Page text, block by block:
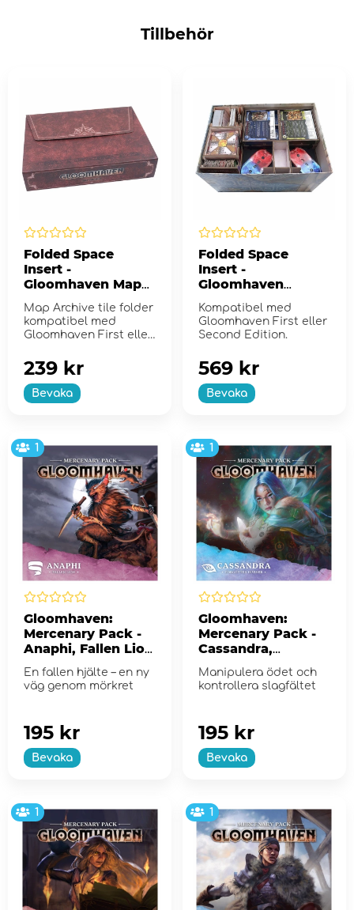
Tillbehör
Folded Space
Insert -
Gloomhaven Map
Archive
Map Archive tile folder
kompatibel med
Gloomhaven First eller
Bevaka
239 kr
Folded Space
Insert -
Gloomhaven
Second Edition
Kompatibel med
Gloomhaven First eller
Second Edition.
Bevaka
569 kr
1
Gloomhaven:
Mercenary Pack -
Anaphi, Fallen Lion
En fallen hjälte – en ny
väg genom mörkret
Bevaka
195 kr
1
Gloomhaven:
Mercenary Pack -
Cassandra,
(Exp.)
Manipulera ödet och
kontrollera slagfältet
Bevaka
195 kr
1 1